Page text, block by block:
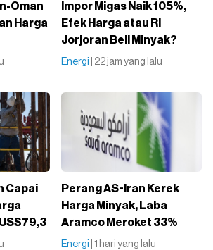
Oman
Harga
Impor Migas Naik 105%,
Efek Harga atau RI
Jorjoran Beli Minyak?
Energi | 22 jam yang lalu
Capai
Perang AS-Iran Kerek
Harga Minyak, Laba
Aramco Meroket 33%
Energi | 1 hari yang lalu